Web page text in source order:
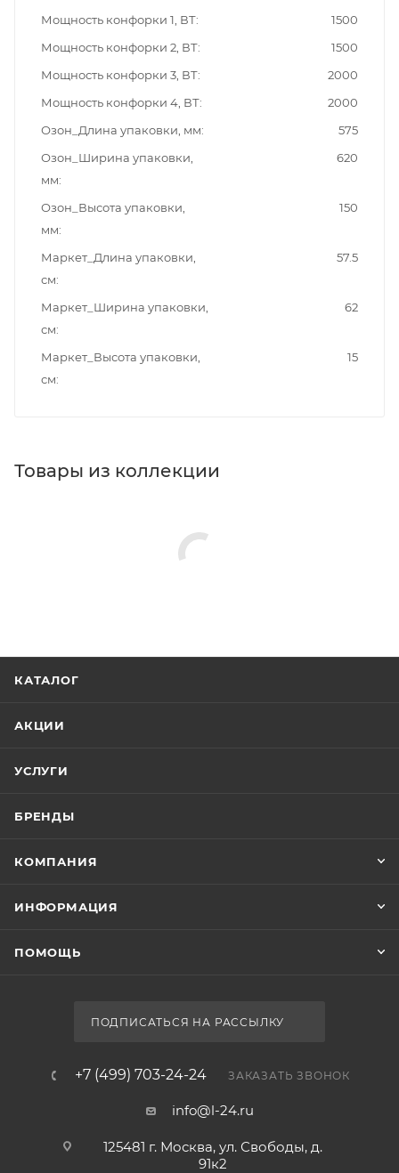
Мощность конфорки 1, ВТ
1500
Мощность конфорки 2, ВТ
1500
Мощность конфорки 3, ВТ
2000
Мощность конфорки 4, ВТ
2000
Озон_Длина упаковки, мм
575
Озон_Ширина упаковки,
мм
620
Озон_Высота упаковки,
мм
150
Маркет_Длина упаковки,
см
57.5
Маркет_Ширина упаковки,
см
62
Маркет_Высота упаковки,
см
15
Товары из коллекции
КАТАЛОГ
АКЦИИ
УСЛУГИ
БРЕНДЫ
КОМПАНИЯ
ИНФОРМАЦИЯ
ПОМОЩЬ
ПОДПИСАТЬСЯ НА РАССЫЛКУ
+7 (499) 703-24-24 ЗАКАЗАТЬ ЗВОНОК
info@l-24.ru
125481 г. Москва, ул. Свободы, д.
91к2